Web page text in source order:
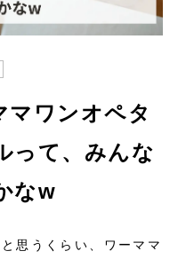
マワンオペタ
って、みんな
なw
思うくらい、ワーママ